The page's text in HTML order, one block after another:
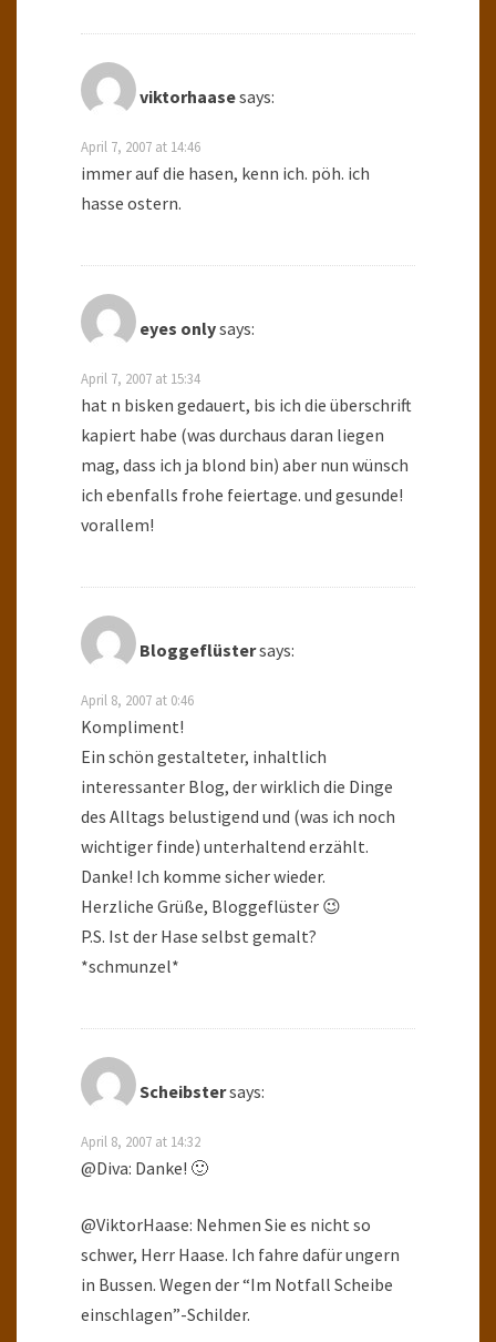
viktorhaasesays:
April 7, 2007 at 14:46
immer auf die hasen, kenn ich. pöh. ich
hasse ostern.
eyes onlysays:
April 7, 2007 at 15:34
hat n bisken gedauert, bis ich die überschrift
kapiert habe (was durchaus daran liegen
mag, dass ich ja blond bin) aber nun wünsch
ich ebenfalls frohe feiertage. und gesunde!
vorallem!
Bloggeflüstersays:
April 8, 2007 at 0:46
Kompliment!
Ein schön gestalteter, inhaltlich
interessanter Blog, der wirklich die Dinge
des Alltags belustigend und (was ich noch
wichtiger finde) unterhaltend erzählt.
Danke! Ich komme sicher wieder.
Herzliche Grüße, Bloggeflüster 😉
P.S. Ist der Hase selbst gemalt?
*schmunzel*
Scheibstersays:
April 8, 2007 at 14:32
@Diva: Danke! 🙂
@ViktorHaase: Nehmen Sie es nicht so
schwer, Herr Haase. Ich fahre dafür ungern
in Bussen. Wegen der “Im Notfall Scheibe
einschlagen”-Schilder.